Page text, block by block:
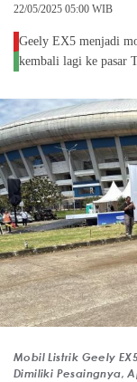
22/05/2025 05:00 WIB
Geely EX5 menjadi
kembali lagi ke pasar
Mobil Listrik Geely
Dimiliki Pesaingnya,